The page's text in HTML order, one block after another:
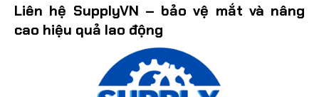
Liên hệ SupplyVN – bảo vệ mắt và nâng
cao hiệu quả lao động